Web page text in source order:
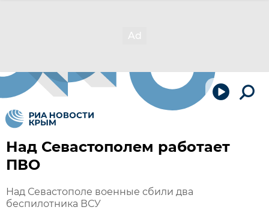
Над Севастополем работает
ПВО
Над Севастополе военные сбили два
беспилотника ВСУ